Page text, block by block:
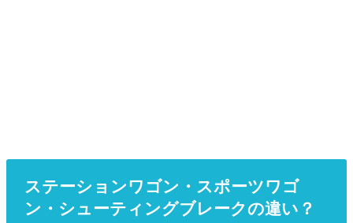
ステーションワゴン・スポーツワゴ
ン・シューティングブレークの違い？